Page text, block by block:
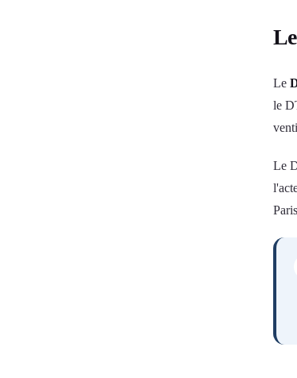
Le
le
Le